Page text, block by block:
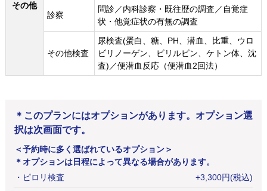
その他
診察
問診／内科診察・既往歴の調査／自覚症
状・他覚症状の有無の調査
その他検査
尿検査(蛋白、糖、PH、潜血、比重、ウロ
ビリノーゲン、ビリルビン、ケトン体、沈
査)／便潜血反応（便潜血2回法）
＊このプランにはオプションがあります。オプション選
択は次画面です。
＜予約時に多く選ばれているオプション＞
＊オプションは日程によって異なる場合があります。
・ ピロリ検査 +3,300円(税込)